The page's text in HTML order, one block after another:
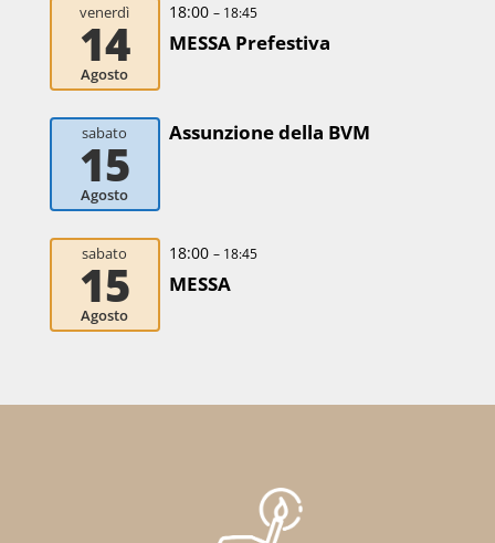
venerdì
14
Agosto
18:00 – 18:45
MESSA Prefestiva
sabato
15
Agosto
Assunzione della BVM
sabato
15
Agosto
18:00 – 18:45
MESSA